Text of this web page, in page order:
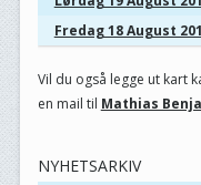
Fredag 18 August
Vil du også legge ut kart
en mail til Mathias
NYHETSARKIV